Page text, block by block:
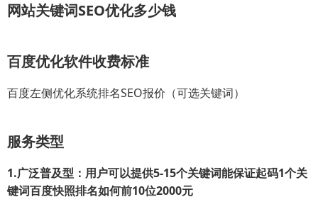
网站关键词SEO优化多少钱
百度优化软件收费标准
百度左侧优化系统排名SEO报价（可选关键词）
服务类型
1.广泛普及型：用户可以提供5-15个关键词能保证起码1个关
键词百度快照排名如何前10位2000元